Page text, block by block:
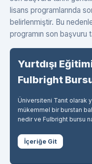
lisans programlarında
belirlenmiştir. Bu
programın son başvuru
Yurtdışı
Fulbright
Üniversiteni Tanıt olarak
mükemmel bir burstan
nedir ve Fulbright bursu
İçeriğe Git